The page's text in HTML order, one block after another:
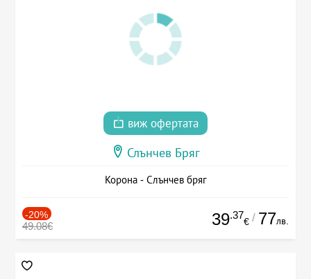
виж офертата
Слънчев Бряг
Корона - Слънчев бряг
-20%
49.08€ 39.37
€ / 77лв.